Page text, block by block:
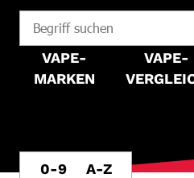
VAPE-
MARKEN
VAPE-
0-9 A-Z